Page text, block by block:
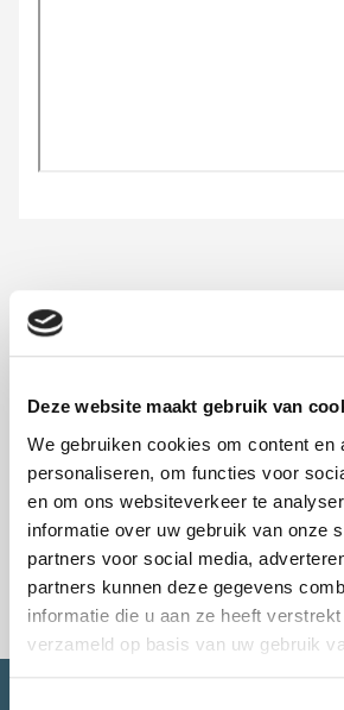
Deze website maakt gebruik van
We gebruiken cookies om content en
personaliseren, om functies voor
en om ons websiteverkeer te
informatie over uw gebruik van onze
partners voor social media,
partners kunnen deze gegevens
informatie die u aan ze heeft
verzameld op basis van uw gebruik
CONTACT.
CONTACT.